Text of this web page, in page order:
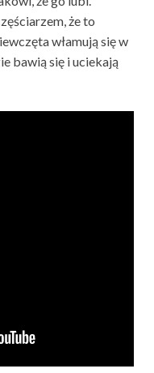
że to
włamują się w
bawią się i uciekają